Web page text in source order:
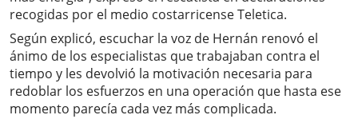
recogidas por el medio costarricense Teletica.
Según explicó, escuchar la voz de Hernán renovó el
ánimo de los especialistas que trabajaban contra el
tiempo y les devolvió la motivación necesaria para
redoblar los esfuerzos en una operación que hasta ese
momento parecía cada vez más complicada.